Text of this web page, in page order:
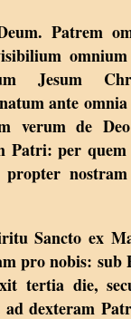
Patrem
Jesum
ante
verum de
Patri: per
Sancto ex
pro nobis: sub
tertia die,
dexteram